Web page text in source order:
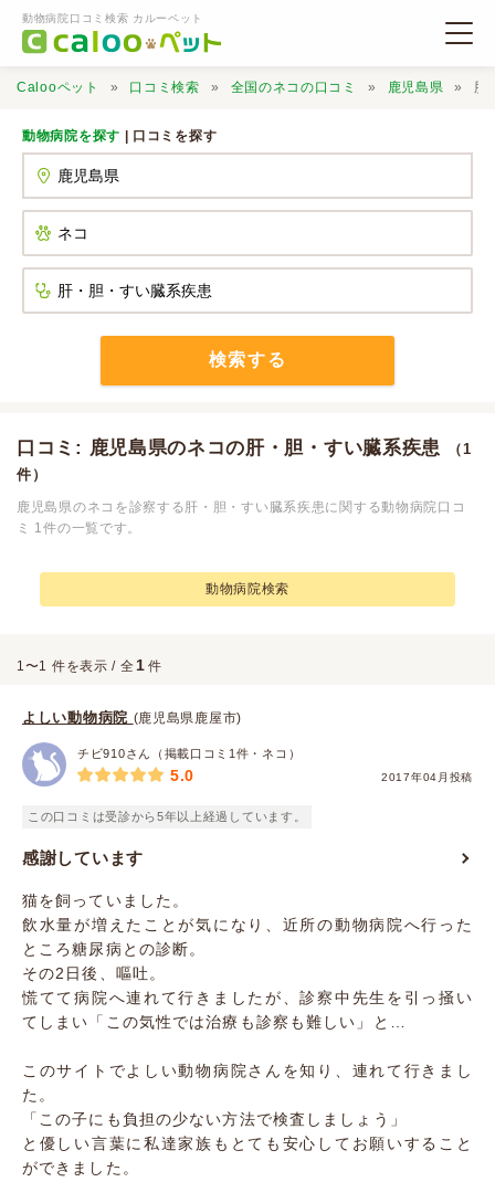
動物病院口コミ検索 カルーペット
口コミ検索
Calooペット 口コミ検索 全国のネコの口コミ 鹿児島県 肝
動物病院を探す | 口コミを探す
検索する
口コミ: 鹿児島県のネコの肝・胆・すい臓系疾患
（1
件）
鹿児島県のネコを診察する肝・胆・すい臓系疾患に関する動物病院口コ
ミ 1件の一覧です。
動物病院検索
1〜1 件を表示 / 全 1 件
よしい動物病院 (鹿児島県鹿屋市)
チビ910さん（掲載口コミ1件・ネコ）
2017年04月投稿
5.0
この口コミは受診から5年以上経過しています。
感謝しています
猫を飼っていました。
飲水量が増えたことが気になり、近所の動物病院へ行った
ところ糖尿病との診断。
その2日後、嘔吐。
慌てて病院へ連れて行きましたが、診察中先生を引っ掻い
てしまい「この気性では治療も診察も難しい」と…
このサイトでよしい動物病院さんを知り、連れて行きまし
た。
「この子にも負担の少ない方法で検査しましょう」
と優しい言葉に私達家族もとても安心してお願いすること
ができました。